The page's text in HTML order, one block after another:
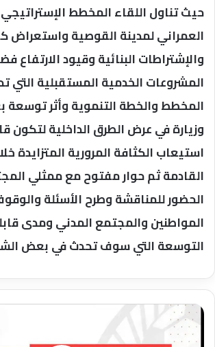
حيث تناول اللقاء المخطط الإستراتيجي
العمراني لمدينة القوصية واستعراض
والإشتراطات البنائية وقيود الارتفاع
المشروعات الخدمية المستقبلية
المخطط والخطة التنموية وأثر توسعة
وزيارة في عرض الطرق الداخلية لتكون
استيعاب الكثافة المرورية المتزايدة
القادمة ثم حوار مفتوح مع ممثلي
الحضور للمناقشة وطرح الأسئلة
المواطنين والمجتمع المدني ومدى
التوسعة التي سوف تحدث في بعض
عاجل
إصابة